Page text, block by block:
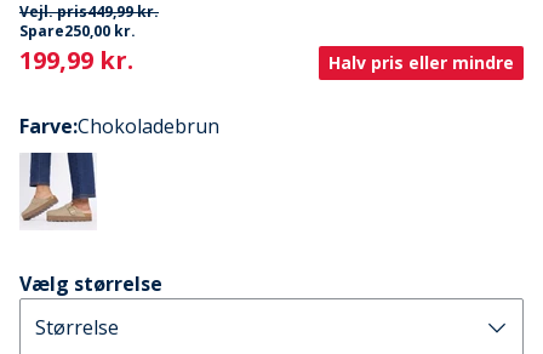
Vejl. pris449,99 kr.
Spare250,00 kr.
Current
199,99 kr. Halv pris eller mindre
Farve:Chokoladebrun
Vælg størrelse